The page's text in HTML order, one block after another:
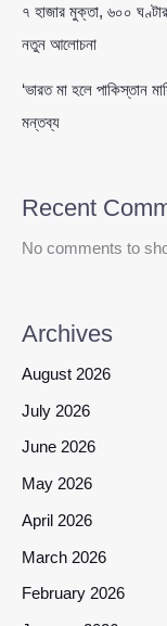
৭ হাজার মুক্তা, ৬০০
নতুন আলোচনা
‘ভারত মা হলে পাকিস্তান
মন্তব্য
Recent
No comments to
Archives
August 2026
July 2026
June 2026
May 2026
April 2026
March 2026
February 2026